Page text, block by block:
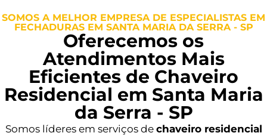
SOMOS A MELHOR EMPRESA DE ESPECIALISTAS EM
FECHADURAS EM SANTA MARIA DA SERRA - SP
Oferecemos os
Atendimentos Mais
Eficientes de Chaveiro
Residencial em Santa Maria
da Serra - SP
Somos líderes em serviços de chaveiro residencial